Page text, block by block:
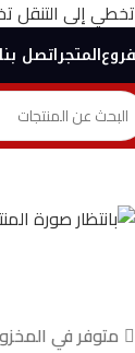
تخطي إلى التنقل
المتجراتصل بنا
متوفر في